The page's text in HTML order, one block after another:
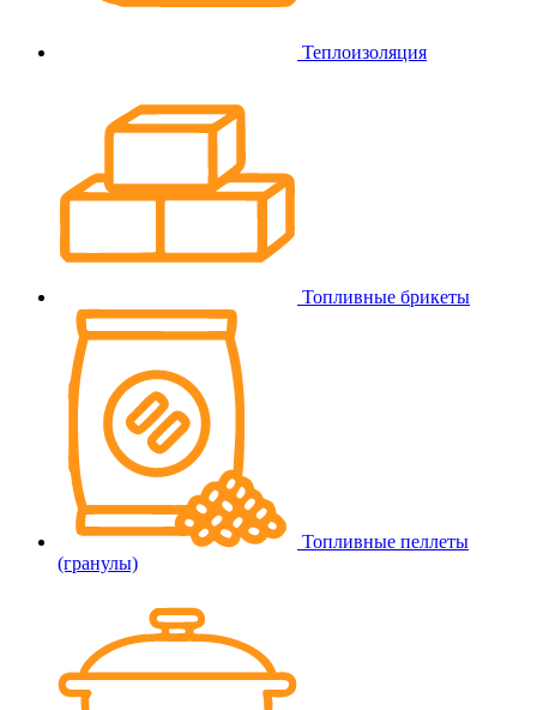
Теплоизоляция
Топливные брикеты
Топливные пеллеты
(гранулы)